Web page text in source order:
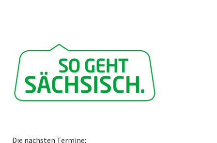
Die nächsten Termine: